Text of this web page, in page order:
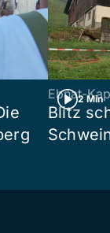
2 Min
Ebnat-
Blitz